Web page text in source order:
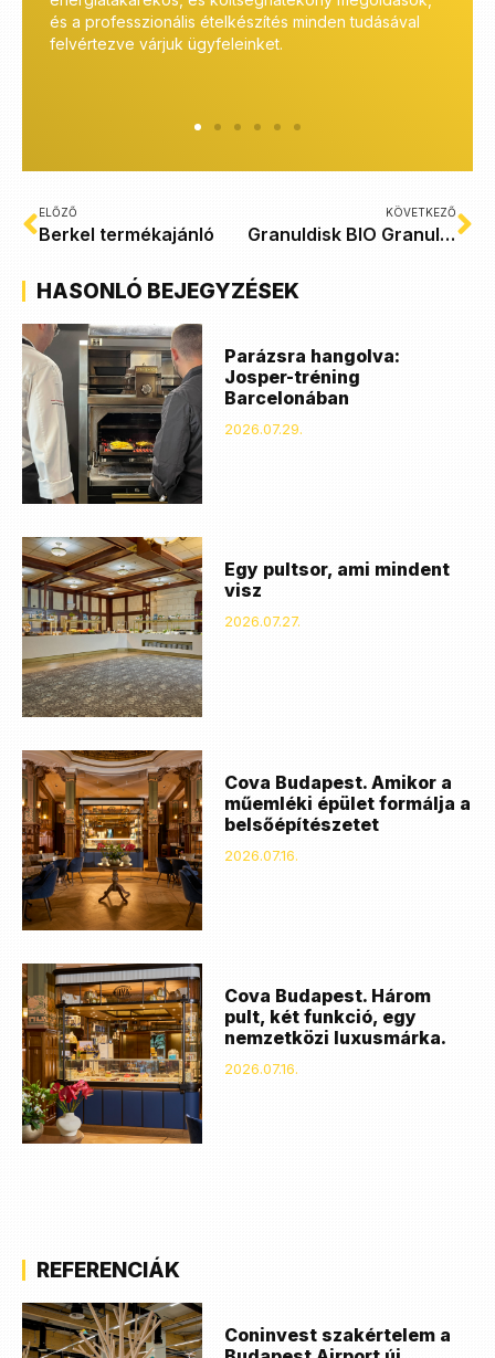
szolgáltatásaink pedig hosszútávon is biztosítják a
megfelelő működést.
ELŐZŐ
Berkel termékajánló
KÖVETKEZŐ
Granuldisk BIO Granulátum – Egy zöldebb megoldás
HASONLÓ BEJEGYZÉSEK
Parázsra hangolva:
Josper-tréning
Barcelonában
2026.07.29.
Egy pultsor, ami mindent
visz
2026.07.27.
Cova Budapest. Amikor a
műemléki épület formálja a
belsőépítészetet
2026.07.16.
Cova Budapest. Három
pult, két funkció, egy
nemzetközi luxusmárka.
2026.07.16.
REFERENCIÁK
Coninvest szakértelem a